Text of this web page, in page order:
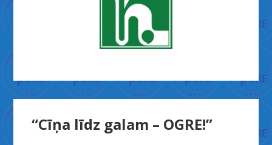
“Cīņa līdz galam – OGRE!”